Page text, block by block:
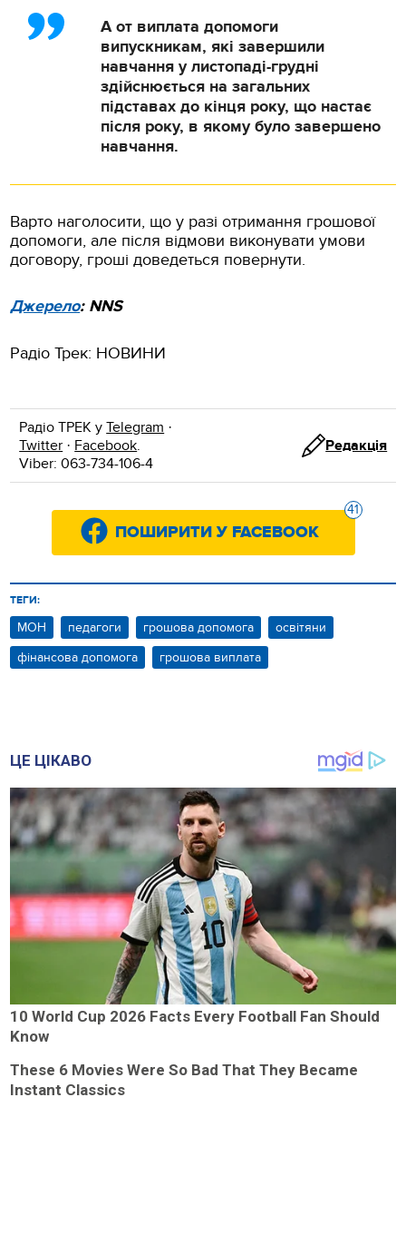
А от виплата допомоги
випускникам, які завершили
навчання у листопаді-грудні
здійснюється на загальних
підставах до кінця року, що настає
після року, в якому було завершено
навчання.
Варто наголосити, що у разі отримання грошової
допомоги, але після відмови виконувати умови
договору, гроші доведеться повернути.
Джерело: NNS
Радіо Трек: НОВИНИ
Радіо ТРЕК уTelegram ·
Twitter · Facebook.
Viber: 063-734-106-4
Редакція
41
ПОШИРИТИ У FACEBOOK
ТЕГИ:
МОН педагоги грошова допомога
освітяни
фінансова допомога
грошова виплата
ЦЕ ЦІКАВО
10 World Cup 2026 Facts Every Football Fan Should
Know
These 6 Movies Were So Bad That They Became
Instant Classics